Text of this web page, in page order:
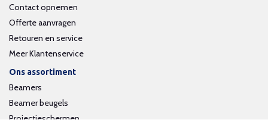
Contact opnemen
Offerte aanvragen
Retouren en service
Meer Klantenservice
Ons assortiment
Beamers
Beamer beugels
Projectieschermen